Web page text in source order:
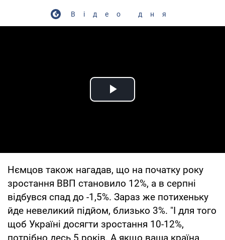
Відео дня
Play Video
Нємцов також нагадав, що на початку року
зростання ВВП становило 12%, а в серпні
відбувся спад до -1,5%. Зараз же потихеньку
йде невеликий підйом, близько 3%. "І для того
щоб Україні досягти зростання 10-12%,
потрібно десь 5 років. А якщо ваша країна